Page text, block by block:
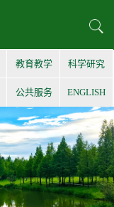
教育教学 科学研究
公共服务 ENGLISH